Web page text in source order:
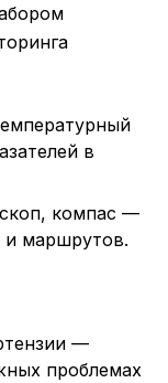
в
компас —
и маршрутов.
—
проблемах